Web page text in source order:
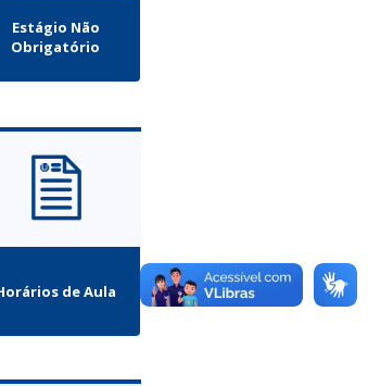
Estágio Não
Obrigatório
de Aula